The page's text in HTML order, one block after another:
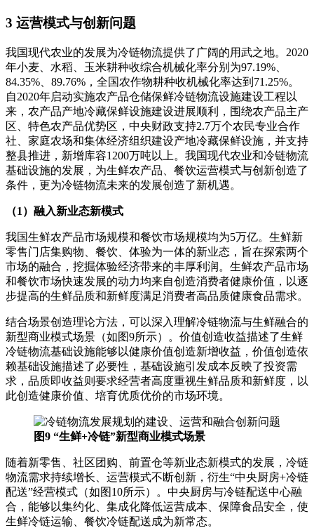
3 运营模式与创新问题
我国现代农业的发展为冷链物流提供了广阔的用武之地。2020
年小麦、水稻、玉米耕种收综合机械化率分别为97.19%、
84.35%、89.76%，全国农作物耕种收机械化率达到71.25%。
自2020年启动实施农产品仓储保鲜冷链物流设施建设工程以
来，农产品产地冷藏保鲜设施建设进展顺利，围绕农产品主产
区、特色农产品优势区，中央财政支持2.7万个农民专业合作
社、家庭农场和集体经济组织建设产地冷藏保鲜设施，并支持
整县推进，新增库容1200万吨以上。我国现代农业和冷链物流
基础设施的发展，为生鲜农产品、餐饮运营模式与创新创造了
条件，更为冷链物流未来的发展创造了新机遇。
（1）融入新业态新模式
我国生鲜农产品市场规模和餐饮市场规模均为5万亿。生鲜新
零售门店集购物、餐饮、体验为一体的新业态，旨在探索两个
市场的融合，挖掘体验经济带来的丰厚利润。生鲜农产品市场
和餐饮市场快速发展的动力均来自创造消费者健康价值，以逐
步提高的生鲜品质和新鲜度满足消费者高品质健康食品需求。
结合场景创造理论方法，可以深入理解冷链物流与生鲜融合的
新型商业模式场景（如图9所示）。价值创造收益描述了生鲜
冷链物流基础设施能够以健康价值创造新增收益，价值创造依
赖基础设施描述了必要性，基础设施引发成本反映了投资需
求，品质即收益则要求经营者高度重视生鲜品质和新鲜度，以
此创造健康价值、培育优质优价的市场环境。
图9 “生鲜+冷链”新型商业模式场景
随着新零售、社区团购、前置仓等新业态新模式的发展，冷链
物流需求持续增长、运营模式不断创新，衍生“中央厨房+冷链
配送”经营模式（如图10所示）。中央厨房与冷链配送中心融
合，能够以集约化、集成化降低运营成本、保障食品安全，使
生鲜冷链运输、餐饮冷链配送成为新常态。